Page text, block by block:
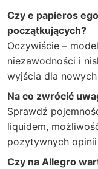
Czy e papieros
początkujących?
Oczywiście –
niezawodności i
wyjścia dla
Na co zwrócić
Sprawdź
liquidem,
pozytywnych
Czy na Allegro